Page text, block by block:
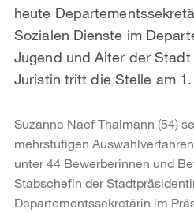
heute
Sozialen Dienste im
Jugend und Alter der
Juristin tritt die Stelle am
Suzanne Naef Thalmann (54)
mehrstufigen
unter 44 Bewerberinnen und
Stabschefin der
Departementssekretärin im